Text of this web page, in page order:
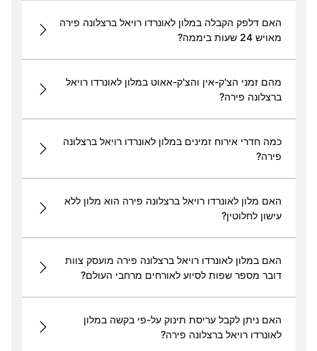
האם דלפק הקבלה במלון לאונרדו רויאל ברצלונה פירה
מאויש 24 שעות ביממה?
מהם זמני הצ'ק-אין והצ'ק-אאוט במלון לאונרדו רויאל
ברצלונה פירה?
כמה חדרי אירוח זמינים במלון לאונרדו רויאל ברצלונה
פירה?
האם מלון לאונרדו רויאל ברצלונה פירה הוא מלון ללא
עישון לחלוטין?
האם במלון לאונרדו רויאל ברצלונה פירה מועסק צוות
דובר מספר שפות לסיוע לאורחים מרחבי העולם?
האם ניתן לקבל עריסת תינוק על-פי בקשה במלון
לאונרדו רויאל ברצלונה פירה?